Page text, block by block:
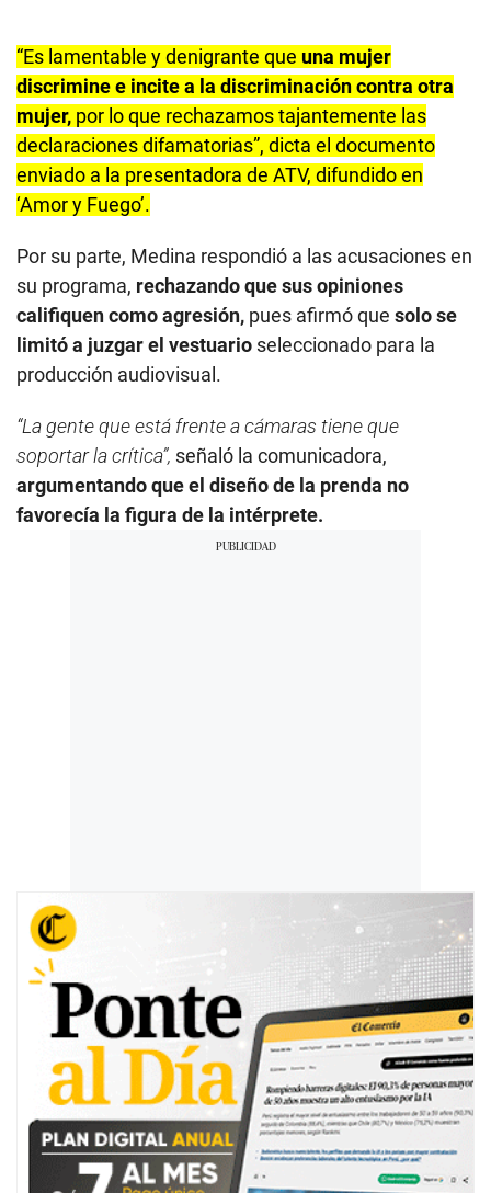
“Es lamentable y denigrante que una mujer
discrimine e incite a la discriminación contra otra
mujer, por lo que rechazamos tajantemente las
declaraciones difamatorias”, dicta el documento
enviado a la presentadora de ATV, difundido en
‘Amor y Fuego’.
Por su parte, Medina respondió a las acusaciones en
su programa, rechazando que sus opiniones
califiquen como agresión, pues afirmó que solo se
limitó a juzgar el vestuario seleccionado para la
producción audiovisual.
“La gente que está frente a cámaras tiene que
soportar la crítica”, señaló la comunicadora,
argumentando que el diseño de la prenda no
favorecía la figura de la intérprete.